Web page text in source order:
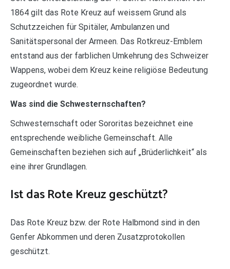
1864 gilt das Rote Kreuz auf weissem Grund als
Schutzzeichen für Spitäler, Ambulanzen und
Sanitätspersonal der Armeen. Das Rotkreuz-Emblem
entstand aus der farblichen Umkehrung des Schweizer
Wappens, wobei dem Kreuz keine religiöse Bedeutung
zugeordnet wurde.
Was sind die Schwesternschaften?
Schwesternschaft oder Sororitas bezeichnet eine
entsprechende weibliche Gemeinschaft. Alle
Gemeinschaften beziehen sich auf „Brüderlichkeit“ als
eine ihrer Grundlagen.
Ist das Rote Kreuz geschützt?
Das Rote Kreuz bzw. der Rote Halbmond sind in den
Genfer Abkommen und deren Zusatzprotokollen
geschützt.